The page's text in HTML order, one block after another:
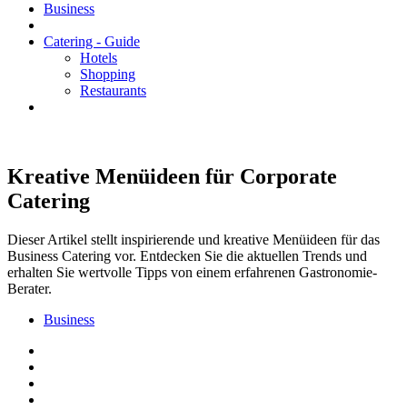
Business
Catering - Guide
Hotels
Shopping
Restaurants
Kreative Menüideen für Corporate
Catering
Dieser Artikel stellt inspirierende und kreative Menüideen für das
Business Catering vor. Entdecken Sie die aktuellen Trends und
erhalten Sie wertvolle Tipps von einem erfahrenen Gastronomie-
Berater.
Business